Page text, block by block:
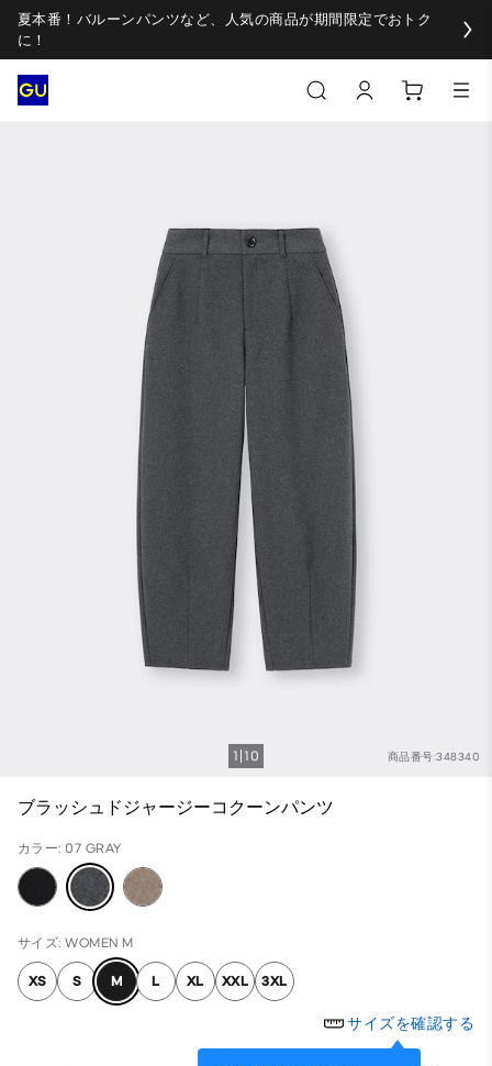
夏本番！バルーンパンツなど、人気の商品が期間限定でおトク
に！
商品番号:348340
1 10
ブラッシュドジャージーコクーンパンツ
カラー: 07 GRAY
サイズ: WOMEN M
XS S M L XL XXL 3XL
サイズを確認する